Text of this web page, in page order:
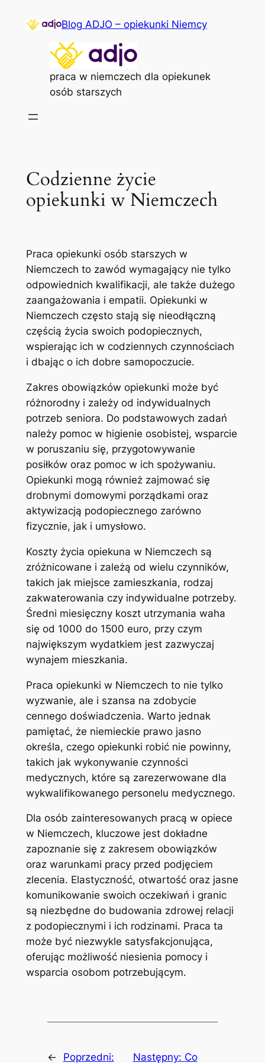
Blog ADJO – opiekunki Niemcy
praca w niemczech dla opiekunek
osób starszych
Codzienne życie
opiekunki w Niemczech
Praca opiekunki osób starszych w
Niemczech to zawód wymagający nie tylko
odpowiednich kwalifikacji, ale także dużego
zaangażowania i empatii. Opiekunki w
Niemczech często stają się nieodłączną
częścią życia swoich podopiecznych,
wspierając ich w codziennych czynnościach
i dbając o ich dobre samopoczucie.
Zakres obowiązków opiekunki może być
różnorodny i zależy od indywidualnych
potrzeb seniora. Do podstawowych zadań
należy pomoc w higienie osobistej, wsparcie
w poruszaniu się, przygotowywanie
posiłków oraz pomoc w ich spożywaniu.
Opiekunki mogą również zajmować się
drobnymi domowymi porządkami oraz
aktywizacją podopiecznego zarówno
fizycznie, jak i umysłowo.
Koszty życia opiekuna w Niemczech są
zróżnicowane i zależą od wielu czynników,
takich jak miejsce zamieszkania, rodzaj
zakwaterowania czy indywidualne potrzeby.
Średni miesięczny koszt utrzymania waha
się od 1000 do 1500 euro, przy czym
największym wydatkiem jest zazwyczaj
wynajem mieszkania.
Praca opiekunki w Niemczech to nie tylko
wyzwanie, ale i szansa na zdobycie
cennego doświadczenia. Warto jednak
pamiętać, że niemieckie prawo jasno
określa, czego opiekunki robić nie powinny,
takich jak wykonywanie czynności
medycznych, które są zarezerwowane dla
wykwalifikowanego personelu medycznego.
Dla osób zainteresowanych pracą w opiece
w Niemczech, kluczowe jest dokładne
zapoznanie się z zakresem obowiązków
oraz warunkami pracy przed podjęciem
zlecenia. Elastyczność, otwartość oraz jasne
komunikowanie swoich oczekiwań i granic
są niezbędne do budowania zdrowej relacji
z podopiecznymi i ich rodzinami. Praca ta
może być niezwykle satysfakcjonująca,
oferując możliwość niesienia pomocy i
wsparcia osobom potrzebującym.
← Poprzedni: Następny: Co